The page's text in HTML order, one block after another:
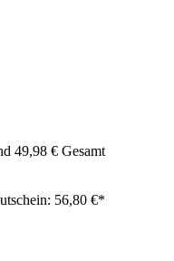
49,98 € Gesamt
56,80 €*